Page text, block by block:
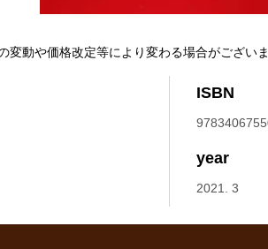
ISBN
year
2021. 3
変動や価格改定等により変わる場合がござい